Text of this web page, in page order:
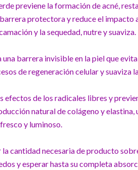
previene la formación de acné,
protectora y reduce el impacto
y la sequedad, nutre y suaviza.
barrera invisible en la piel que
de regeneración celular y suaviza
efectos de los radicales libres y
natural de colágeno y elastina,
y luminoso.
cantidad necesaria de producto
y esperar hasta su completa